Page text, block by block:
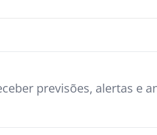
previsões, alertas e